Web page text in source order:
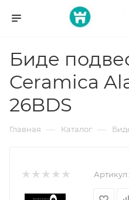
Биде
Ceramica
26BDS
Главная — Каталог —
Артикул: